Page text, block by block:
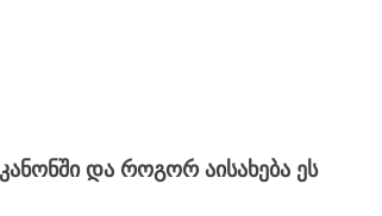
და როგორ აისახება ეს